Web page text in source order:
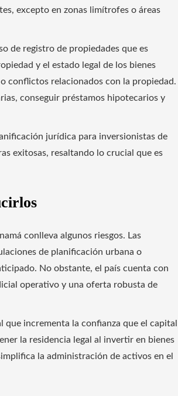
excepto en zonas limítrofes o áreas
de registro de propiedades que es
y el estado legal de los bienes
conflictos relacionados con la propiedad.
conseguir préstamos hipotecarios y
jurídica para inversionistas de
exitosas, resaltando lo crucial que es
conlleva algunos riesgos. Las
de planificación urbana o
No obstante, el país cuenta con
operativo y una oferta robusta de
que incrementa la confianza que el capital
la residencia legal al invertir en bienes
la administración de activos en el